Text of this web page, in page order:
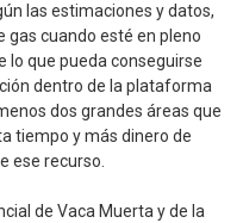
las estimaciones y datos,
gas cuando esté en pleno
lo que pueda conseguirse
dentro de la plataforma
dos grandes áreas que
tiempo y más dinero de
ese recurso.
de Vaca Muerta y de la